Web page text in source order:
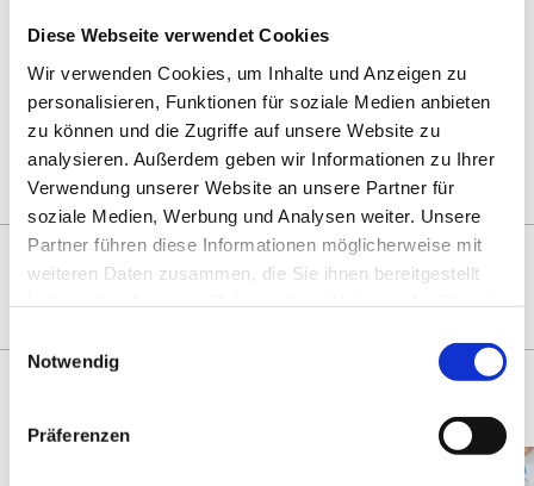
Diese Webseite verwendet Cookies
Wir verwenden Cookies, um Inhalte und Anzeigen zu
personalisieren, Funktionen für soziale Medien anbieten
zu können und die Zugriffe auf unsere Website zu
analysieren. Außerdem geben wir Informationen zu Ihrer
Verwendung unserer Website an unsere Partner für
soziale Medien, Werbung und Analysen weiter. Unsere
Partner führen diese Informationen möglicherweise mit
weiteren Daten zusammen, die Sie ihnen bereitgestellt
Notwendig
Präferenzen
Sharing
Optionen
öffnen
Zur Übersicht
DAS KÖNNTE SIE AUCH
INTERESSIEREN